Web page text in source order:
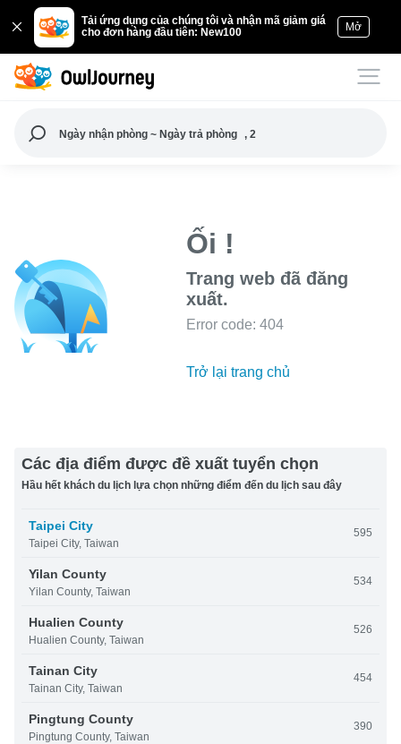
Tải ứng dụng của chúng tôi và nhận mã giảm giá
cho đơn hàng đầu tiên: New100
Mở
Ngày nhận phòng ~ Ngày trả phòng , 2
Ối !
Trang web đã đăng
xuất.
Error code: 404
Trở lại trang chủ
Các địa điểm được đề xuất tuyển chọn
Hầu hết khách du lịch lựa chọn những điểm đến du lịch sau đây
Taipei City
Taipei City, Taiwan
595
Yilan County
Yilan County, Taiwan
534
Hualien County
Hualien County, Taiwan
526
Tainan City
Tainan City, Taiwan
454
Pingtung County
Pingtung County, Taiwan
390